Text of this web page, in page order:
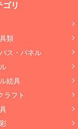
ゴリ
類
ス・パネル
絵具
ラフト